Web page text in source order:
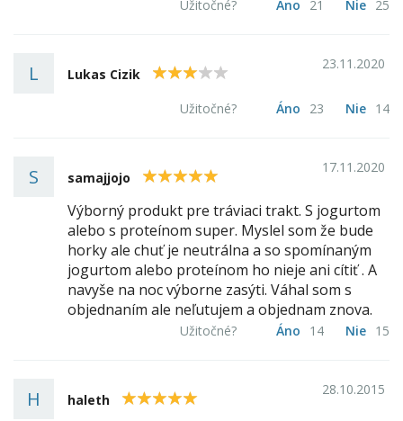
Užitočné? Áno 21 Nie 25
L Lukas Cizik 3
23.11.2020
Užitočné? Áno 23 Nie 14
S samajjojo 5
17.11.2020
Výborný produkt pre tráviaci trakt. S jogurtom
alebo s proteínom super. Myslel som že bude
horky ale chuť je neutrálna a so spomínaným
jogurtom alebo proteínom ho nieje ani cítiť . A
navyše na noc výborne zasýti. Váhal som s
objednaním ale neľutujem a objednam znova.
Užitočné? Áno 14 Nie 15
H haleth 5
28.10.2015